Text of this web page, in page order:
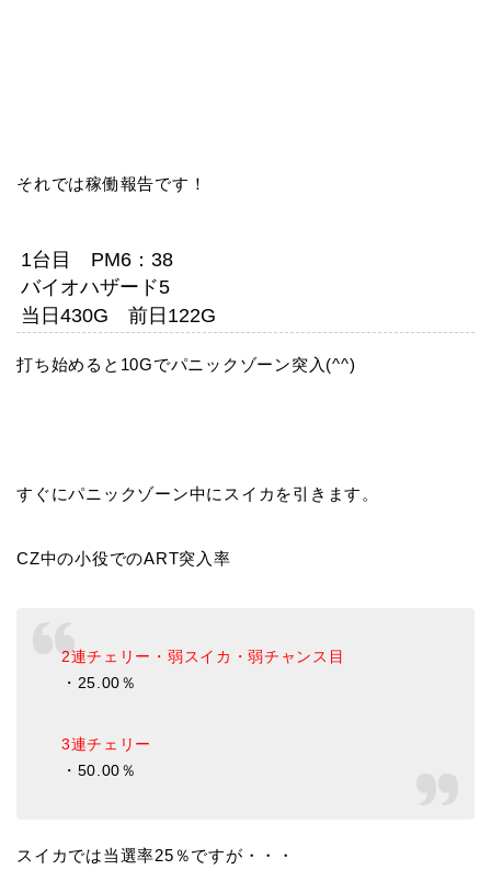
それでは稼働報告です！
1台目 PM6：38
バイオハザード5
当日430G 前日122G
打ち始めると10Gでパニックゾーン突入(^^)
すぐにパニックゾーン中にスイカを引きます。
CZ中の小役でのART突入率
2連チェリー・弱スイカ・弱チャンス目
・25.00％
3連チェリー
・50.00％
スイカでは当選率25％ですが・・・